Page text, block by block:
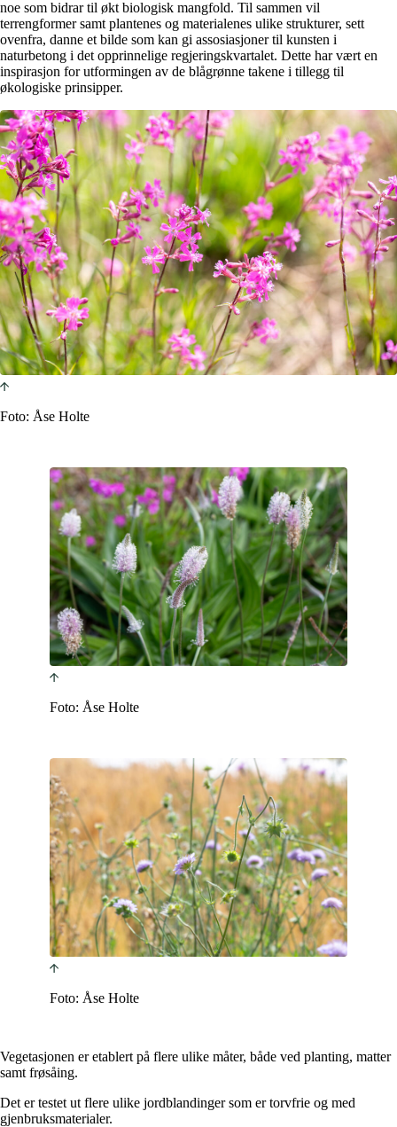
noe som bidrar til økt biologisk mangfold. Til sammen vil
terrengformer samt plantenes og materialenes ulike strukturer, sett
ovenfra, danne et bilde som kan gi assosiasjoner til kunsten i
naturbetong i det opprinnelige regjeringskvartalet. Dette har vært en
inspirasjon for utformingen av de blågrønne takene i tillegg til
økologiske prinsipper.
Foto: Åse Holte
Foto: Åse Holte
Foto: Åse Holte
Vegetasjonen er etablert på flere ulike måter, både ved planting, matter
samt frøsåing.
Det er testet ut flere ulike jordblandinger som er torvfrie og med
gjenbruksmaterialer.